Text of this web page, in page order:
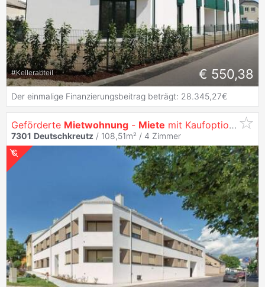
#Kellerabteil € 550,38
Der einmalige Finanzierungsbeitrag beträgt: 28.345,27€
Geförderte Mietwohnung - Miete mit Kaufoption - INDIVIDUELLE FINANZIERUNG MÖGLICH
7301 Deutschkreutz / 108,51m² / 4 Zimmer